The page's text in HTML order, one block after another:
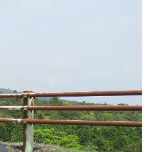
夜走り ナイトツーリング